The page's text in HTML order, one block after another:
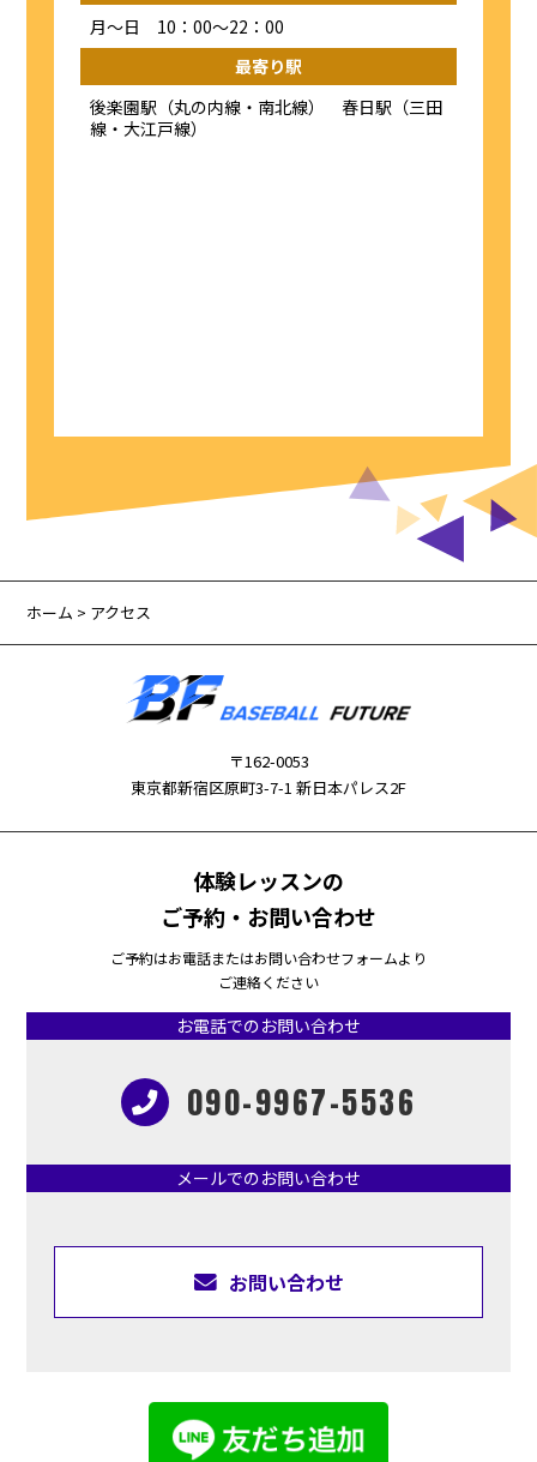
月～日 10：00～22：00
最寄り駅
後楽園駅（丸の内線・南北線） 春日駅（三田
線・大江戸線）
ホーム > アクセス
〒162-0053
東京都新宿区原町3-7-1 新日本パレス2F
体験レッスンの
ご予約・お問い合わせ
ご予約はお電話またはお問い合わせフォームより
ご連絡ください
お電話でのお問い合わせ
090-9967-5536
メールでのお問い合わせ
お問い合わせ